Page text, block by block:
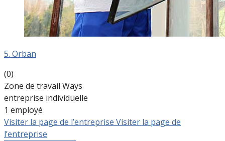
5. Orban
(0)
Zone de travail Ways
entreprise individuelle
1 employé
Visiter la page de l’entreprise Visiter la page de
l’entreprise